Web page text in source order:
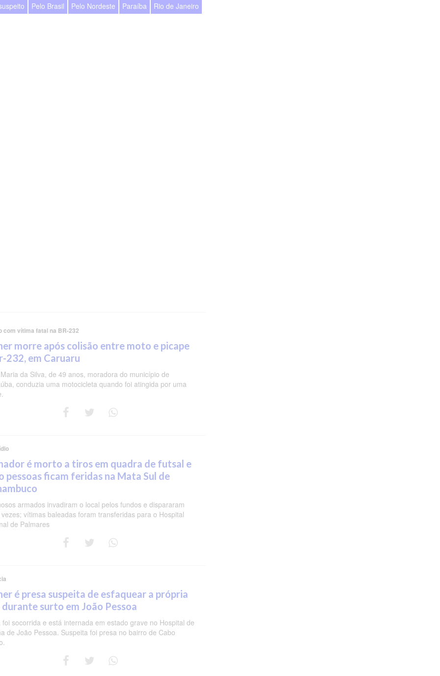
Pelo Brasil Pelo Nordeste Paraíba Rio de Janeiro
com vítima fatal na BR-232
morre após colisão entre moto e picape
232, em Caruaru
da Silva, de 49 anos, moradora do município de
conduzia uma motocicleta quando foi atingida por uma
é morto a tiros em quadra de futsal e
pessoas ficam feridas na Mata Sul de
armados invadiram o local pelos fundos e dispararam
vítimas baleadas foram transferidas para o Hospital
de Palmares
é presa suspeita de esfaquear a própria
durante surto em João Pessoa
foi socorrida e está internada em estado grave no Hospital de
de João Pessoa. Suspeita foi presa no bairro de Cabo